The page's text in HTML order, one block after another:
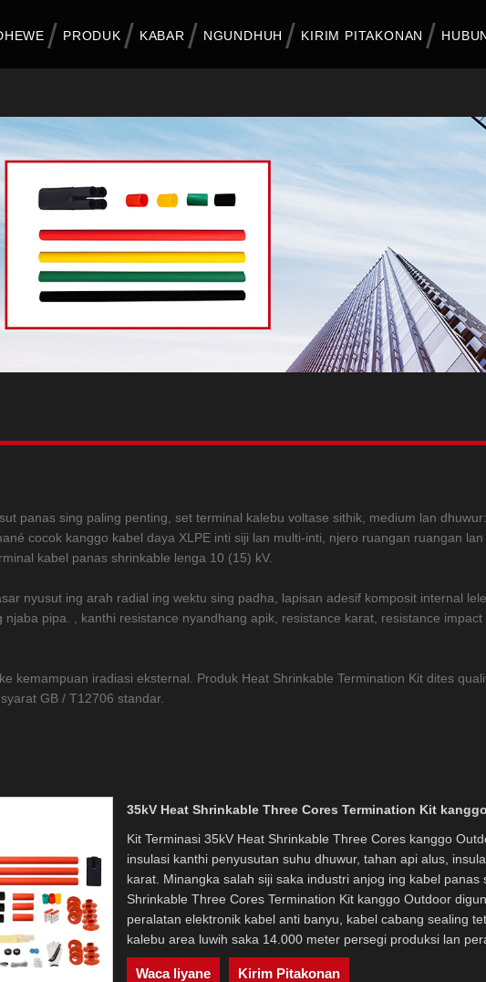
PRODUK KABAR NGUNDHUH KIRIM PITAKONAN
panas sing paling penting, set terminal kalebu voltase sithik, medium lan
cocok kanggo kabel daya XLPE inti siji lan multi-inti, njero ruangan ruangan
kabel panas shrinkable lenga 10 (15) kV.
nyusut ing arah radial ing wektu sing padha, lapisan adesif komposit internal
pipa. , kanthi resistance nyandhang apik, resistance karat, resistance
kemampuan iradiasi eksternal. Produk Heat Shrinkable Termination Kit dites
GB / T12706 standar.
35kV Heat Shrinkable Three Cores Termination Kit
Kit Terminasi 35kV Heat Shrinkable Three Cores kanggo
insulasi kanthi penyusutan suhu dhuwur, tahan api alus,
karat. Minangka salah siji saka industri anjog ing kabel panas
Shrinkable Three Cores Termination Kit kanggo Outdoor
peralatan elektronik kabel anti banyu, kabel cabang sealing
kalebu area luwih saka 14.000 meter persegi produksi lan
Waca liyane Kirim Pitakonan